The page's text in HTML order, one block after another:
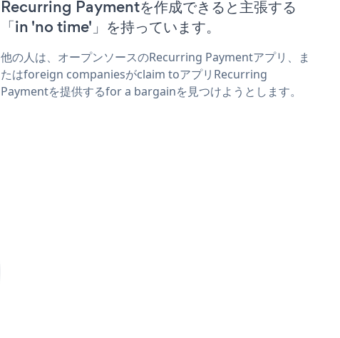
Recurring Paymentを作成できると主張する
「in 'no time'」を持っています。
他の人は、オープンソースのRecurring Paymentアプリ、ま
たはforeign companiesがclaim toアプリRecurring
Paymentを提供するfor a bargainを見つけようとします。